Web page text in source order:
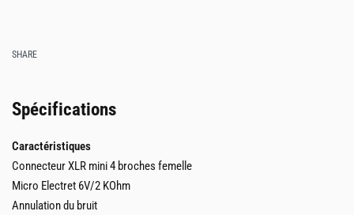
SHARE
Spécifications
Caractéristiques
Connecteur XLR mini 4 broches femelle
Micro Electret 6V/2 KOhm
Annulation du bruit